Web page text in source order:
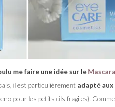
me faire une idée sur le
il est particulièrement adapté
pour les petits cils fragiles).